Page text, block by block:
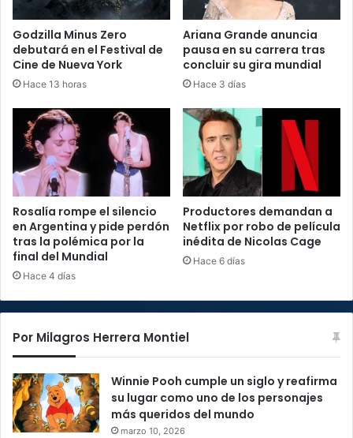
Godzilla Minus Zero
debutará en el Festival de
Cine de Nueva York
Hace 13 horas
Ariana Grande anuncia
pausa en su carrera tras
concluir su gira mundial
Hace 3 días
Rosalía rompe el silencio
en Argentina y pide perdón
tras la polémica por la
final del Mundial
Hace 4 días
Productores demandan a
Netflix por robo de película
inédita de Nicolas Cage
Hace 6 días
Por Milagros Herrera Montiel
Winnie Pooh cumple un siglo y reafirma
su lugar como uno de los personajes
más queridos del mundo
marzo 10, 2026